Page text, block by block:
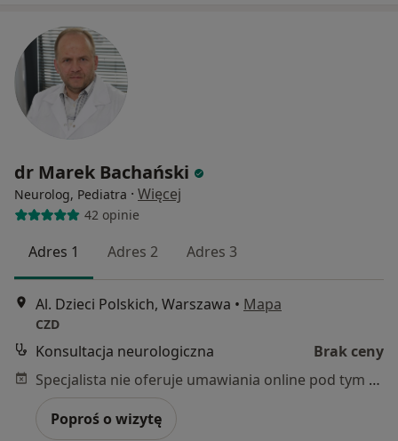
dr Marek Bachański
Neurolog, Pediatra · Więcej
42 opinie
Adres 1 Adres 2 Adres 3
Al. Dzieci Polskich, Warszawa • Mapa
CZD
Konsultacja neurologiczna
Brak ceny
Specjalista nie oferuje umawiania online pod tym adresem.
Poproś o wizytę